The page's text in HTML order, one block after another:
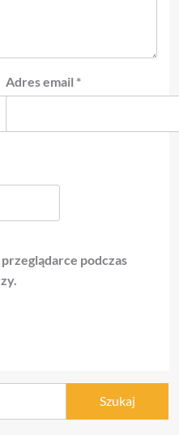
Adres email *
podczas